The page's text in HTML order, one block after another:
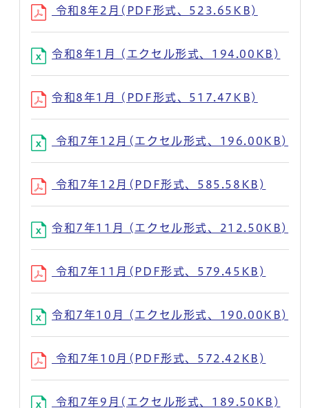
令和8年2月(PDF形式、523.65KB)
令和8年1月 (エクセル形式、194.00KB)
令和8年1月 (PDF形式、517.47KB)
令和7年12月(エクセル形式、196.00KB)
令和7年12月(PDF形式、585.58KB)
令和7年11月 (エクセル形式、212.50KB)
令和7年11月(PDF形式、579.45KB)
令和7年10月 (エクセル形式、190.00KB)
令和7年10月(PDF形式、572.42KB)
令和7年9月(エクセル形式、189.50KB)